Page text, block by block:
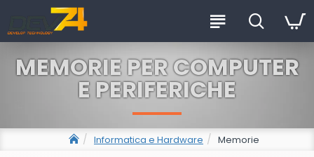
Informatica e Hardware Memorie
MEMORIE PER COMPUTER
E PERIFERICHE